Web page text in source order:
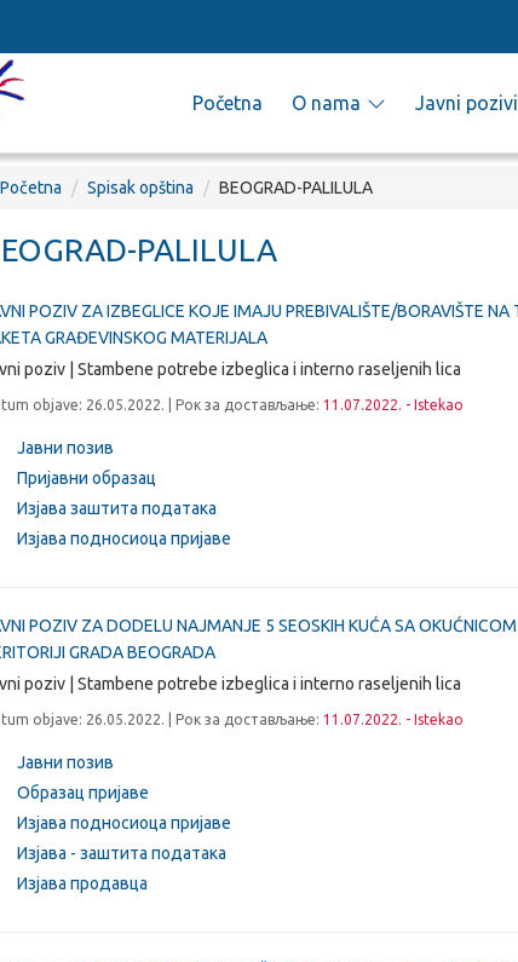
Početna O nama Javni pozivi
Početna Spisak opština BEOGRAD-PALILULA
PALILULA
POZIV ZA IZBEGLICE KOJE IMAJU PREBIVALIŠTE/BORAVIŠTE
GRAĐEVINSKOG MATERIJALA
poziv | Stambene potrebe izbeglica i interno raseljenih lica
objave: 26.05.2022. | Рок за достављање: 11.07.2022. - Istekao
Јавни позив
Пријавни образац
Изјава заштита података
Изјава подносиоца пријаве
POZIV ZA DODELU NAJMANJE 5 SEOSKIH KUĆA SA
GRADA BEOGRADA
poziv | Stambene potrebe izbeglica i interno raseljenih lica
objave: 26.05.2022. | Рок за достављање: 11.07.2022. - Istekao
Јавни позив
Образац пријаве
Изјава подносиоца пријаве
Изјава - заштита података
Изјава продавца